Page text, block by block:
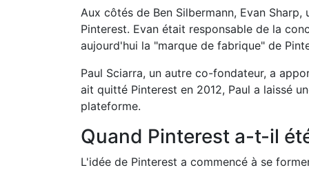
Aux côtés de Ben Silbermann, Evan
Pinterest. Evan était responsable de la
aujourd'hui la "marque de fabrique" de
Paul Sciarra, un autre co-fondateur, a
ait quitté Pinterest en 2012, Paul a laissé
plateforme.
Quand Pinterest a-t-il
L'idée de Pinterest a commencé à se